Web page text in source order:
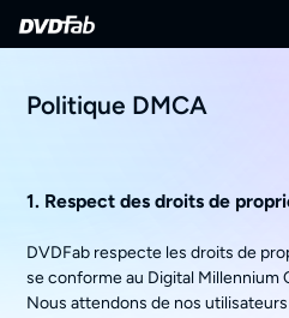
Politique DMCA
1. Respect des droits de
DVDFab respecte les droits de
se conforme au Digital Millennium
Nous attendons de nos